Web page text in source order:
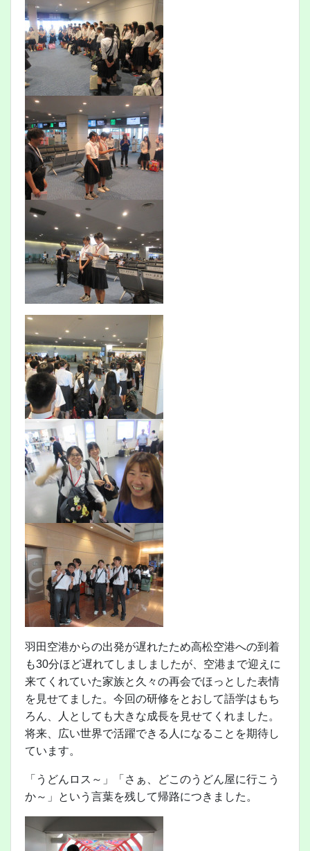
羽田空港からの出発が遅れたため高松空港への到着
も30分ほど遅れてしましましたが、空港まで迎えに
来てくれていた家族と久々の再会でほっとした表情
を見せてました。今回の研修をとおして語学はもち
ろん、人としても大きな成長を見せてくれました。
将来、広い世界で活躍できる人になることを期待し
ています。
「うどんロス～」「さぁ、どこのうどん屋に行こう
か～」という言葉を残して帰路につきました。